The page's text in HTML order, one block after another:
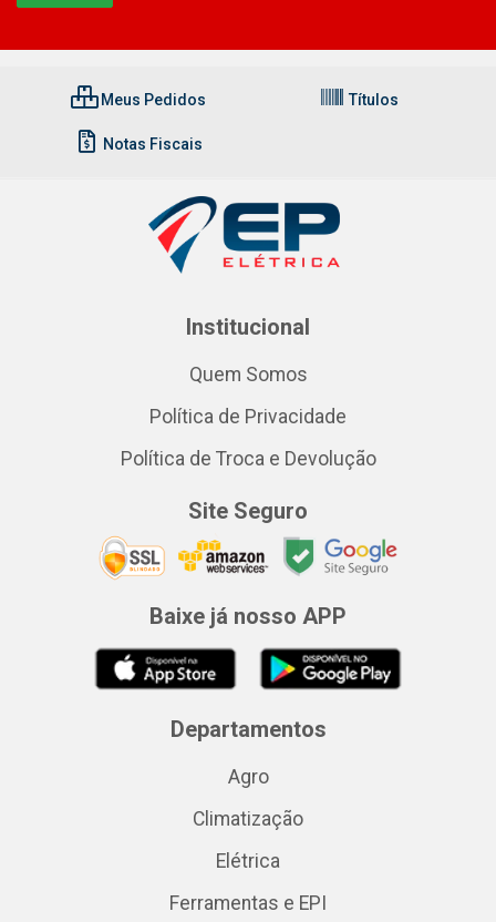
Meus Pedidos Títulos
Notas Fiscais
Institucional
Quem Somos
Política de Privacidade
Política de Troca e Devolução
Site Seguro
Baixe já nosso APP
Departamentos
Agro
Climatização
Elétrica
Ferramentas e EPI